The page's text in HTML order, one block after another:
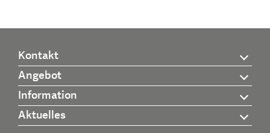
Kontakt
Angebot
Information
Aktuelles